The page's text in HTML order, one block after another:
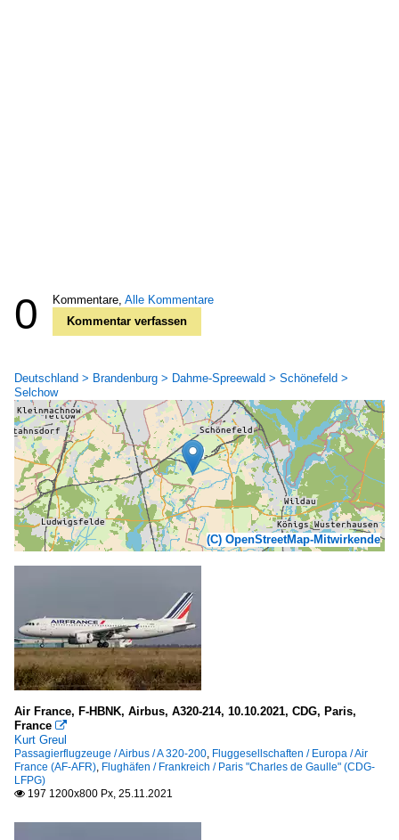
0 Kommentare, Alle Kommentare
Kommentar verfassen
Deutschland > Brandenburg > Dahme-Spreewald > Schönefeld >
Selchow
(C) OpenStreetMap-Mitwirkende
Air France, F-HBNK, Airbus, A320-214, 10.10.2021, CDG, Paris,
France 
Kurt Greul
Passagierflugzeuge / Airbus / A 320-200, Fluggesellschaften / Europa / Air
France (AF-AFR), Flughäfen / Frankreich / Paris "Charles de Gaulle" (CDG-
LFPG)
 197 1200x800 Px, 25.11.2021